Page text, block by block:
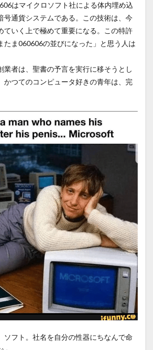
はマイクロソフト社による体内埋め込
号通貨システムである。この技術は、今
ていく上で極めて重要になる。この特許
たま060606の並びになった」と思う人は
業者は、聖書の予言を実行に移そうとし
かつてのコンピュータ好きの青年は、完
ソフト。社名を自分の性器にちなんで命